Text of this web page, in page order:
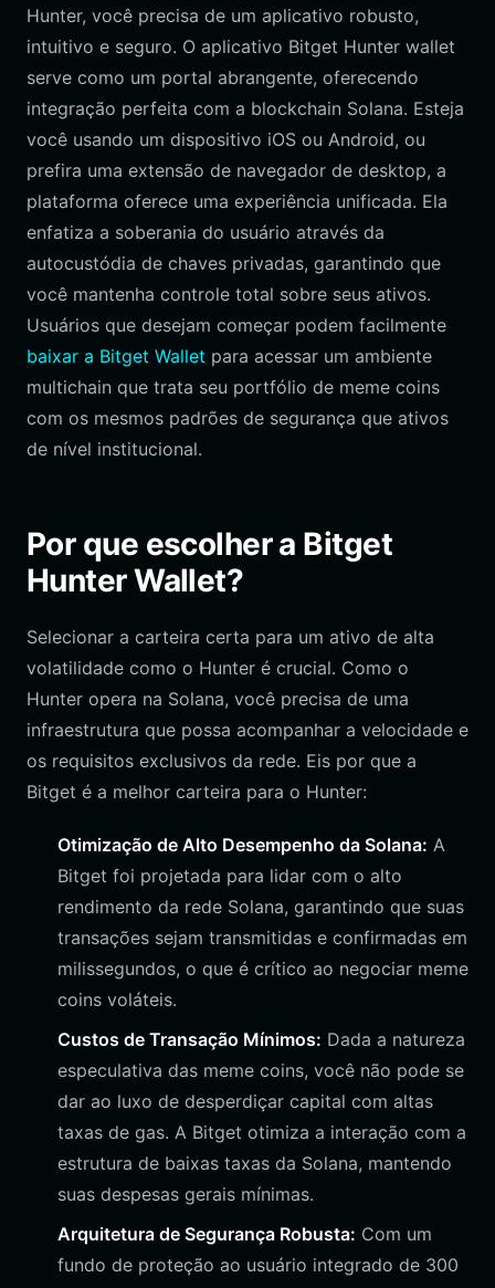
Hunter, você precisa de um aplicativo robusto,
intuitivo e seguro. O aplicativo Bitget Hunter wallet
serve como um portal abrangente, oferecendo
integração perfeita com a blockchain Solana. Esteja
você usando um dispositivo iOS ou Android, ou
prefira uma extensão de navegador de desktop, a
plataforma oferece uma experiência unificada. Ela
enfatiza a soberania do usuário através da
autocustódia de chaves privadas, garantindo que
você mantenha controle total sobre seus ativos.
Usuários que desejam começar podem facilmente
baixar a Bitget Wallet para acessar um ambiente
multichain que trata seu portfólio de meme coins
com os mesmos padrões de segurança que ativos
de nível institucional.
Por que escolher a Bitget
Hunter Wallet?
Selecionar a carteira certa para um ativo de alta
volatilidade como o Hunter é crucial. Como o
Hunter opera na Solana, você precisa de uma
infraestrutura que possa acompanhar a velocidade e
os requisitos exclusivos da rede. Eis por que a
Bitget é a melhor carteira para o Hunter:
Otimização de Alto Desempenho da Solana: A
Bitget foi projetada para lidar com o alto
rendimento da rede Solana, garantindo que suas
transações sejam transmitidas e confirmadas em
milissegundos, o que é crítico ao negociar meme
coins voláteis.
Custos de Transação Mínimos: Dada a natureza
especulativa das meme coins, você não pode se
dar ao luxo de desperdiçar capital com altas
taxas de gas. A Bitget otimiza a interação com a
estrutura de baixas taxas da Solana, mantendo
suas despesas gerais mínimas.
Arquitetura de Segurança Robusta: Com um
fundo de proteção ao usuário integrado de 300